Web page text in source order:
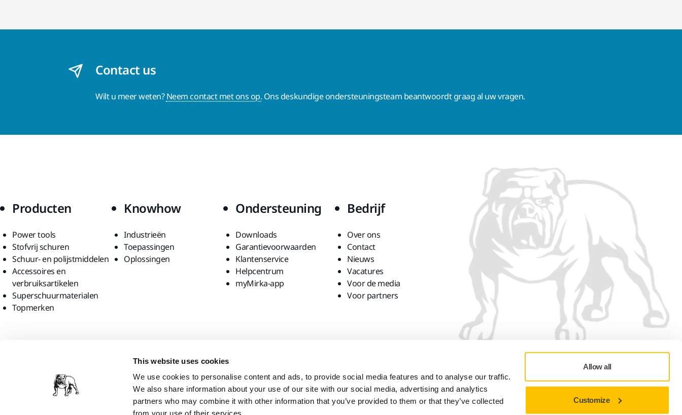
This website uses cookies
We use cookies to personalise content and ads, to provide social media features and to analyse our traffic.
We also share information about your use of our site with our social media, advertising and analytics
partners who may combine it with other information that you’ve provided to them or that they’ve collected
from your use of their services.
Allow all
Customize
Contact us
Wilt u meer weten?Neem contact met ons op. Ons deskundige ondersteuningsteam beantwoordt graag al uw vragen.
Producten
Power tools
Stofvrij schuren
Schuur- en polijstmiddelen
Accessoires en
verbruiksartikelen
Superschuurmaterialen
Topmerken
Knowhow
Industrieën
Toepassingen
Oplossingen
Ondersteuning
Downloads
Garantievoorwaarden
Klantenservice
Helpcentrum
myMirka-app
Bedrijf
Over ons
Contact
Nieuws
Vacatures
Voor de media
Voor partners